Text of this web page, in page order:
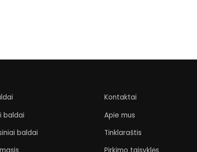
baldai
baldai
Kontaktai
Apie mus
Tinklaraštis